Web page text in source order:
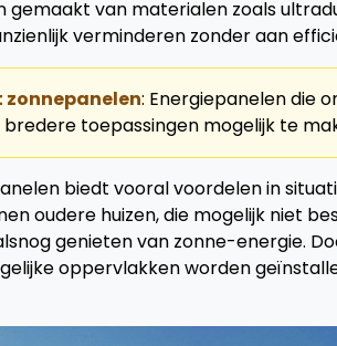
gemaakt van materialen zoals
verminderen zonder aan
: Energiepanelen die
toepassingen mogelijk te
biedt vooral voordelen in
oudere huizen, die mogelijk niet
genieten van zonne-energie.
oppervlakken worden